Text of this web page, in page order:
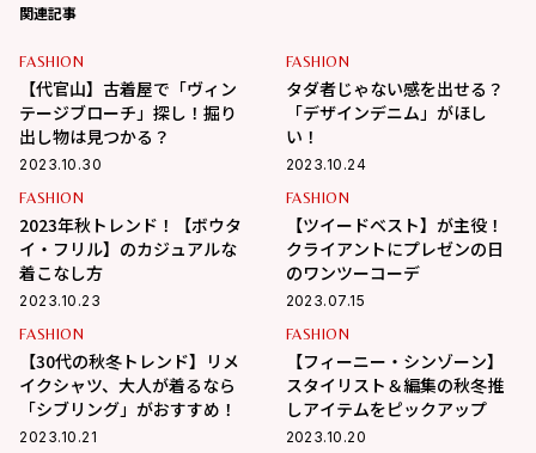
関連記事
FASHION
【代官山】古着屋で「ヴィン
テージブローチ」探し！掘り
出し物は見つかる？
2023.10.30
FASHION
タダ者じゃない感を出せる？
「デザインデニム」がほし
い！
2023.10.24
FASHION
2023年秋トレンド！【ボウタ
イ・フリル】のカジュアルな
着こなし方
2023.10.23
FASHION
【ツイードベスト】が主役！
クライアントにプレゼンの日
のワンツーコーデ
2023.07.15
FASHION
【30代の秋冬トレンド】リメ
イクシャツ、大人が着るなら
「シブリング」がおすすめ！
2023.10.21
FASHION
【フィーニー・シンゾーン】
スタイリスト＆編集の秋冬推
しアイテムをピックアップ
2023.10.20